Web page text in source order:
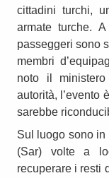
cittadini turchi,
armate turche.
passeggeri sono
membri
noto il
autorità, l’evento
sarebbe
Sul luogo sono
(Sar) volte a
recuperare i resti